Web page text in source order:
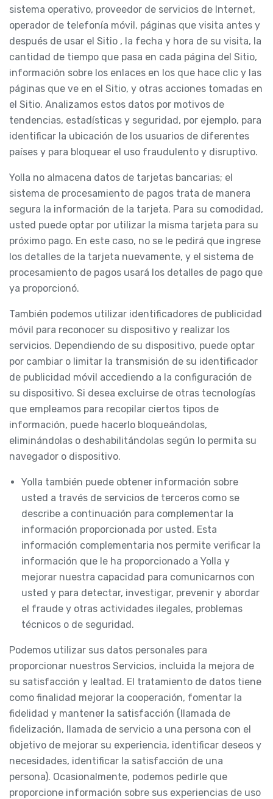
sistema operativo, proveedor de servicios de Internet,
operador de telefonía móvil, páginas que visita antes y
después de usar el Sitio , la fecha y hora de su visita, la
cantidad de tiempo que pasa en cada página del Sitio,
información sobre los enlaces en los que hace clic y las
páginas que ve en el Sitio, y otras acciones tomadas en
el Sitio. Analizamos estos datos por motivos de
tendencias, estadísticas y seguridad, por ejemplo, para
identificar la ubicación de los usuarios de diferentes
países y para bloquear el uso fraudulento y disruptivo.
Yolla no almacena datos de tarjetas bancarias; el
sistema de procesamiento de pagos trata de manera
segura la información de la tarjeta. Para su comodidad,
usted puede optar por utilizar la misma tarjeta para su
próximo pago. En este caso, no se le pedirá que ingrese
los detalles de la tarjeta nuevamente, y el sistema de
procesamiento de pagos usará los detalles de pago que
ya proporcionó.
También podemos utilizar identificadores de publicidad
móvil para reconocer su dispositivo y realizar los
servicios. Dependiendo de su dispositivo, puede optar
por cambiar o limitar la transmisión de su identificador
de publicidad móvil accediendo a la configuración de
su dispositivo. Si desea excluirse de otras tecnologías
que empleamos para recopilar ciertos tipos de
información, puede hacerlo bloqueándolas,
eliminándolas o deshabilitándolas según lo permita su
navegador o dispositivo.
Yolla también puede obtener información sobre
usted a través de servicios de terceros como se
describe a continuación para complementar la
información proporcionada por usted. Esta
información complementaria nos permite verificar la
información que le ha proporcionado a Yolla y
mejorar nuestra capacidad para comunicarnos con
usted y para detectar, investigar, prevenir y abordar
el fraude y otras actividades ilegales, problemas
técnicos o de seguridad.
Podemos utilizar sus datos personales para
proporcionar nuestros Servicios, incluida la mejora de
su satisfacción y lealtad. El tratamiento de datos tiene
como finalidad mejorar la cooperación, fomentar la
fidelidad y mantener la satisfacción (llamada de
fidelización, llamada de servicio a una persona con el
objetivo de mejorar su experiencia, identificar deseos y
necesidades, identificar la satisfacción de una
persona). Ocasionalmente, podemos pedirle que
proporcione información sobre sus experiencias de uso